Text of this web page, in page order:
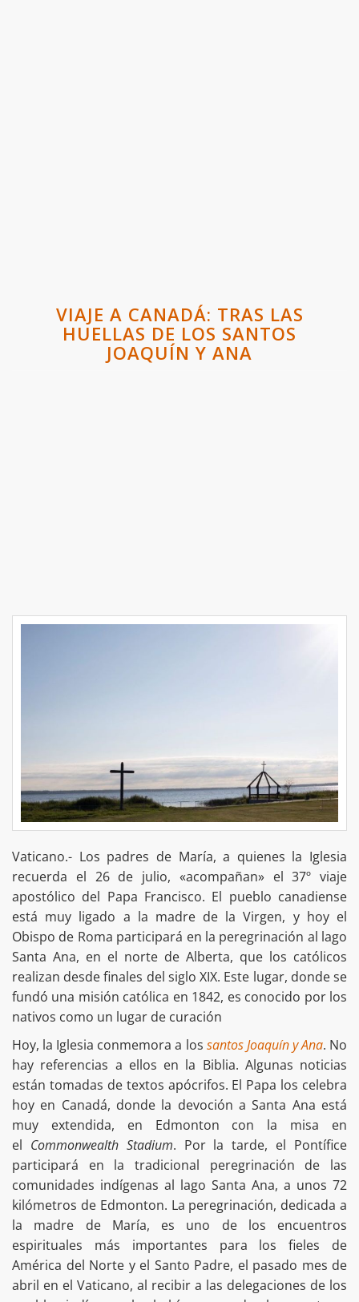
VIAJE A CANADÁ: TRAS LAS
HUELLAS DE LOS SANTOS
JOAQUÍN Y ANA
Vaticano.- Los padres de María, a quienes la Iglesia
recuerda el 26 de julio, «acompañan» el 37º viaje
apostólico del Papa Francisco. El pueblo canadiense
está muy ligado a la madre de la Virgen, y hoy el
Obispo de Roma participará en la peregrinación al lago
Santa Ana, en el norte de Alberta, que los católicos
realizan desde finales del siglo XIX. Este lugar, donde se
fundó una misión católica en 1842, es conocido por los
nativos como un lugar de curación
Hoy, la Iglesia conmemora a los santos Joaquín y Ana. No
hay referencias a ellos en la Biblia. Algunas noticias
están tomadas de textos apócrifos. El Papa los celebra
hoy en Canadá, donde la devoción a Santa Ana está
muy extendida, en Edmonton con la misa en
el Commonwealth Stadium. Por la tarde, el Pontífice
participará en la tradicional peregrinación de las
comunidades indígenas al lago Santa Ana, a unos 72
kilómetros de Edmonton. La peregrinación, dedicada a
la madre de María, es uno de los encuentros
espirituales más importantes para los fieles de
América del Norte y el Santo Padre, el pasado mes de
abril en el Vaticano, al recibir a las delegaciones de los